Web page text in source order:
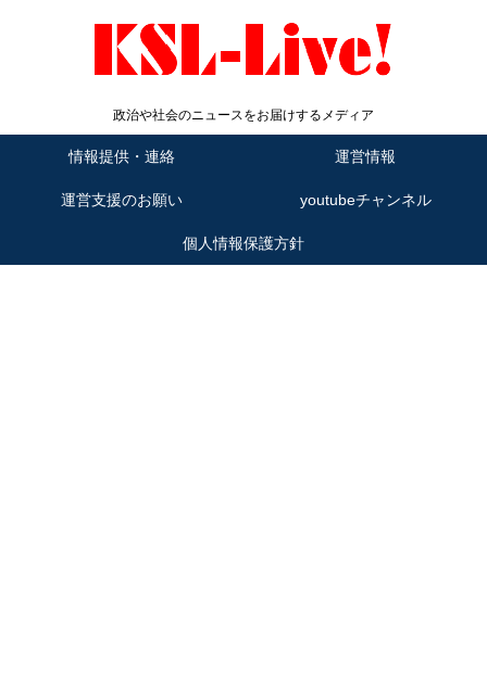
政治や社会のニュースをお届けするメディア
情報提供・連絡 運営情報
運営支援のお願い youtubeチャンネル
個人情報保護方針